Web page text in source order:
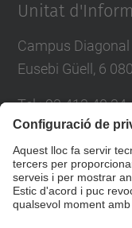
Unitat
Campus Diagonal
Eusebi Güell, 6
Tel.:93 413 40 34
Directori UPC
Formulari de